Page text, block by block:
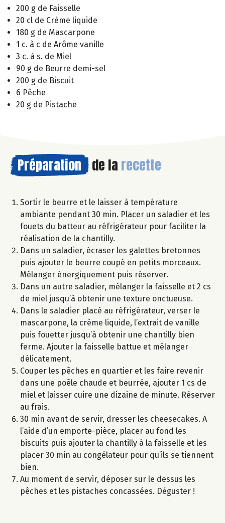
200 g de Faisselle
20 cl de Crème liquide
180 g de Mascarpone
1 c. à c de Arôme vanille
3 c. à s. de Miel
90 g de Beurre demi-sel
200 g de Biscuit
6 Pêche
20 g de Pistache
Préparation de la recette
Sortir le beurre et le laisser à température
ambiante pendant 30 min. Placer un saladier et les
fouets du batteur au réfrigérateur pour faciliter la
réalisation de la chantilly.
Dans un saladier, écraser les galettes bretonnes
puis ajouter le beurre coupé en petits morceaux.
Mélanger énergiquement puis réserver.
Dans un autre saladier, mélanger la faisselle et 2 cs
de miel jusqu’à obtenir une texture onctueuse.
Dans le saladier placé au réfrigérateur, verser le
mascarpone, la crème liquide, l’extrait de vanille
puis fouetter jusqu’à obtenir une chantilly bien
ferme. Ajouter la faisselle battue et mélanger
délicatement.
Couper les pêches en quartier et les faire revenir
dans une poêle chaude et beurrée, ajouter 1 cs de
miel et laisser cuire une dizaine de minute. Réserver
au frais.
30 min avant de servir, dresser les cheesecakes. A
l’aide d’un emporte-pièce, placer au fond les
biscuits puis ajouter la chantilly à la faisselle et les
placer 30 min au congélateur pour qu’ils se tiennent
bien.
Au moment de servir, déposer sur le dessus les
pêches et les pistaches concassées. Déguster !